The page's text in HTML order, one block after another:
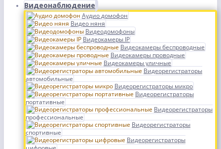
Видеонаблюдение
Аудио домофон
Видео няня
Видеодомофоны
Видеокамеры IP
Видеокамеры беспроводные
Видеокамеры проводные
Видеокамеры уличные
Видеорегистраторы
автомобильные
Видеорегистраторы микро
Видеорегистраторы
портативные
Видеорегистраторы
профессиональные
Видеорегистраторы
спортивные
Видеорегистраторы